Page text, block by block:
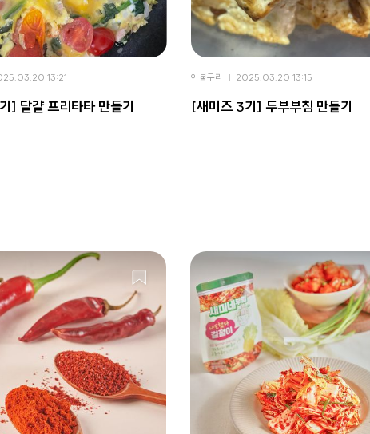
13:21
] 달걀 프리타타 만들기
이불구리 2025.03.20 13:15
[새미즈 3기] 두부부침 만들기